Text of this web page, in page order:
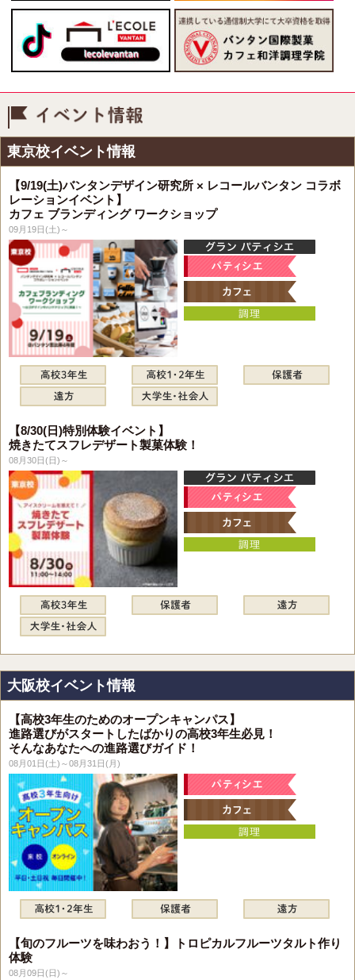
東京校イベント情報
【9/19(土)バンタンデザイン研究所 × レコールバンタン コラボ
レーションイベント】
カフェ ブランディング ワークショップ
09月19日(土)～
【8/30(日)特別体験イベント】
焼きたてスフレデザート製菓体験！
08月30日(日)～
大阪校イベント情報
【高校3年生のためのオープンキャンパス】
進路選びがスタートしたばかりの高校3年生必見！
そんなあなたへの進路選びガイド！
08月01日(土)～08月31日(月)
【旬のフルーツを味わおう！】トロピカルフルーツタルト作り
体験
08月09日(日)～